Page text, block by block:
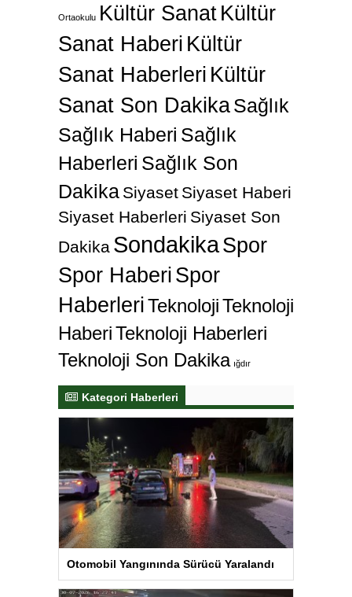
Ortaokulu Kültür SanatKültür
Sanat Haberi Kültür
Sanat Haberleri Kültür
Sanat Son DakikaSağlık
Sağlık Haberi Sağlık
Haberleri Sağlık Son
Dakika Siyaset Siyaset Haberi
Siyaset Haberleri Siyaset Son
Dakika SondakikaSpor
Spor Haberi Spor
HaberleriTeknolojiTeknoloji
HaberiTeknoloji Haberleri
Teknoloji Son Dakika ığdır
Kategori Haberleri
Otomobil Yangınında Sürücü Yaralandı